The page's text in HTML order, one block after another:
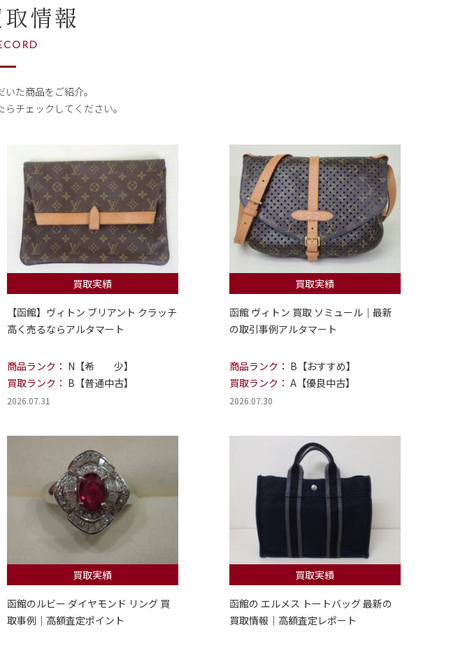
情報
た商品をご紹介。
らチェックしてください。
買取実績
【函館】ヴィトン ブリアント クラッチ
高く売るならアルタマート
商品ランク： N【希 少】
買取ランク： B【普通中古】
2026.07.31
買取実績
函館 ヴィトン 買取 ソミュール｜最新
の取引事例アルタマート
商品ランク： B【おすすめ】
買取ランク： A【優良中古】
2026.07.30
買取実績
函館のルビー ダイヤモンド リング 買
取事例｜高額査定ポイント
買取実績
函館の エルメス トートバッグ 最新の
買取情報｜高額査定レポート